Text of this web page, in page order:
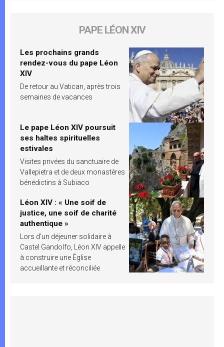
PAPE LÉON XIV
Les prochains grands
rendez-vous du pape Léon
XIV
De retour au Vatican, après trois
semaines de vacances
Le pape Léon XIV poursuit
ses haltes spirituelles
estivales
Visites privées du sanctuaire de
Vallepietra et de deux monastères
bénédictins à Subiaco
Léon XIV : « Une soif de
justice, une soif de charité
authentique »
Lors d’un déjeuner solidaire à
Castel Gandolfo, Léon XIV appelle
à construire une Église
accueillante et réconciliée